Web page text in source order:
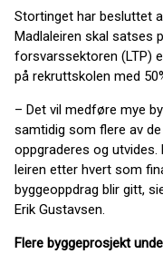
Stortinget har besluttet
Madlaleiren skal satses
forsvarssektoren (LTP)
på rekruttskolen med
– Det vil medføre mye
samtidig som flere av
oppgraderes og utvides.
leiren etter hvert som
byggeoppdrag blir gitt,
Erik Gustavsen.
Flere byggeprosjekt